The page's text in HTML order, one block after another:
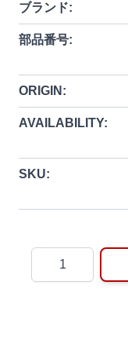
ブランド:
部品番号:
ORIGIN:
AVAILABILITY:
SKU: